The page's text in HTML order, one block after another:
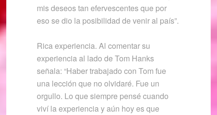
mis deseos tan efervescentes que por
eso se dio la posibilidad de venir al país”.
Rica experiencia. Al comentar su
experiencia al lado de Tom Hanks
señala: “Haber trabajado con Tom fue
una lección que no olvidaré. Fue un
orgullo. Lo que siempre pensé cuando
viví la experiencia y aún hoy es que